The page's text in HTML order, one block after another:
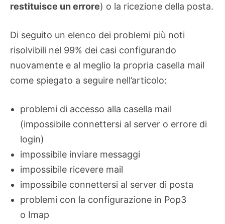
restituisce un errore) o la ricezione della posta.
Di seguito un elenco dei problemi più noti
risolvibili nel 99% dei casi configurando
nuovamente e al meglio la propria casella mail
come spiegato a seguire nell’articolo:
problemi di accesso alla casella mail
(impossibile connettersi al server o errore di
login)
impossibile inviare messaggi
impossibile ricevere mail
impossibile connettersi al server di posta
problemi con la configurazione in Pop3
o Imap